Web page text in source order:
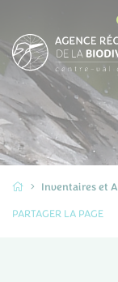
Inventaires et
PARTAGER LA PAGE